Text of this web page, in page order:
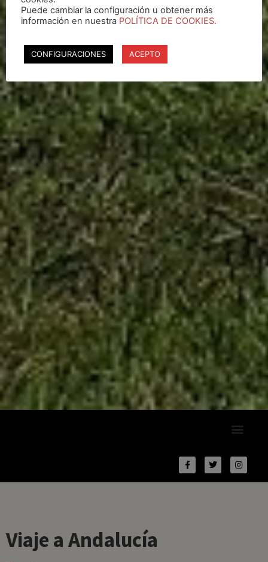
Viaje a Andalucía
Puede cambiar la configuración u obtener más
información en nuestra POLÍTICA DE COOKIES.
CONFIGURACIONES ACEPTO